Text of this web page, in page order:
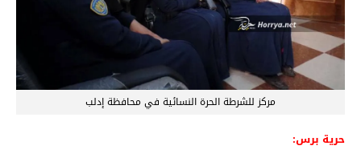
مركز للشرطة الحرة النسائية في محافظة إدلب
حرية برس: